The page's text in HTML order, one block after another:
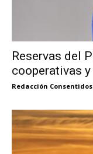
Reservas del
cooperativas
Redacción